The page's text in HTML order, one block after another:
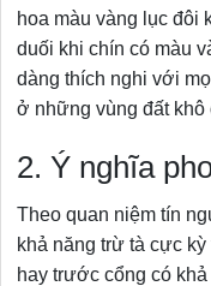
hoa màu vàng lục đôi
duối khi chín có màu
dàng thích nghi với
ở những vùng đất khô
2. Ý nghĩa
Theo quan niệm tín
khả năng trừ tà cực
hay trước cổng có